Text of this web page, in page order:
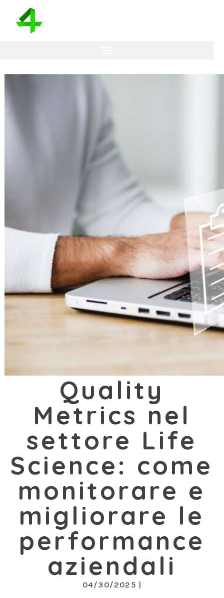
Quality
Metrics nel
settore Life
Science: come
monitorare e
migliorare le
performance
aziendali
04/30/2025 |